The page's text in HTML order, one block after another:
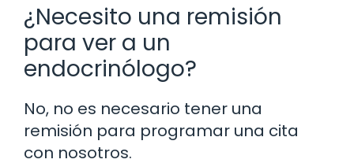
¿Necesito una remisión
para ver a un
endocrinólogo?
No, no es necesario tener una
remisión para programar una cita
con nosotros.